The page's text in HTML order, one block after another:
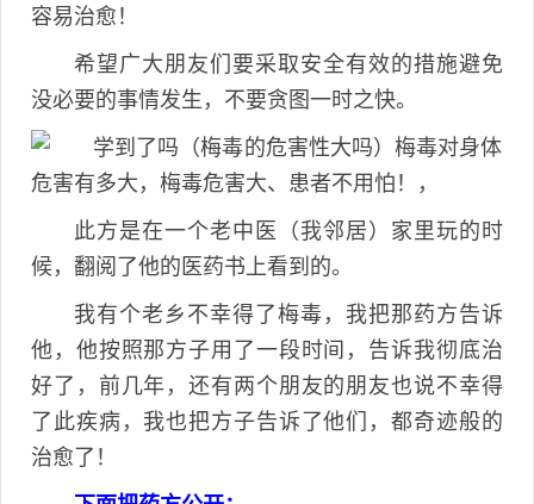
容易治愈！
希望广大朋友们要采取安全有效的措施避免
没必要的事情发生，不要贪图一时之快。
此方是在一个老中医（我邻居）家里玩的时
候，翻阅了他的医药书上看到的。
我有个老乡不幸得了梅毒，我把那药方告诉
他，他按照那方子用了一段时间，告诉我彻底治
好了，前几年，还有两个朋友的朋友也说不幸得
了此疾病，我也把方子告诉了他们，都奇迹般的
治愈了！